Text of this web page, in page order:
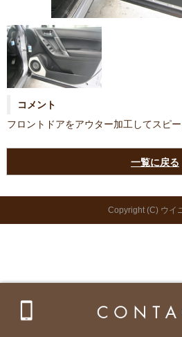
コメント
フロントドアをアウター加工してスピ
一覧に戻る
Copyright (C) ウイ